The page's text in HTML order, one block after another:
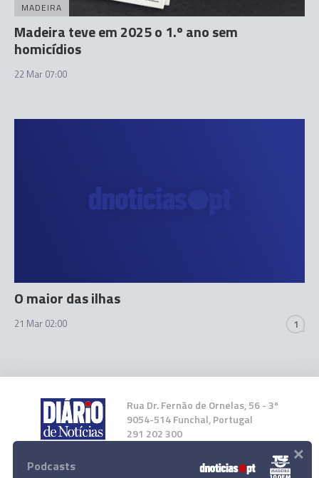
MADEIRA
Madeira teve em 2025 o 1.º ano sem
homicídios
22 Mar 07:00
O maior das ilhas
21 Mar 02:00 1
Rua Dr. Fernão de Ornelas, 56 - 3º
9054-514 Funchal, Portugal
291 202 300
Instale a nossa App
Podcasts ×